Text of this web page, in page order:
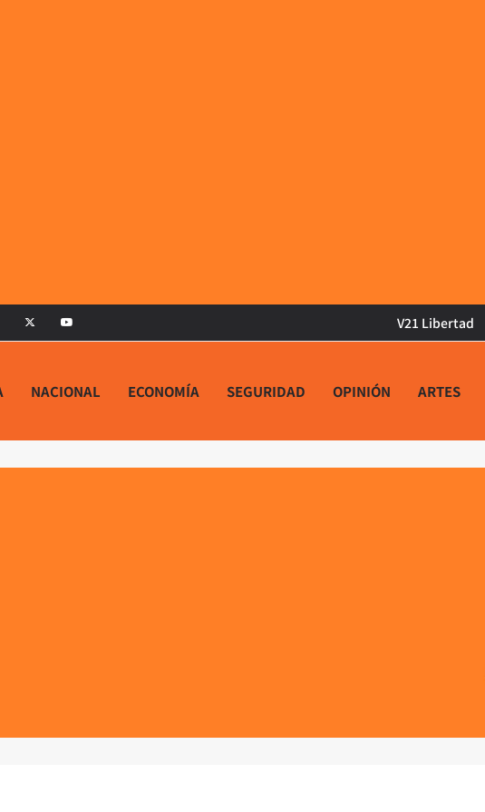
V21 Libertad
NACIONAL ECONOMÍA SEGURIDAD OPINIÓN ARTES